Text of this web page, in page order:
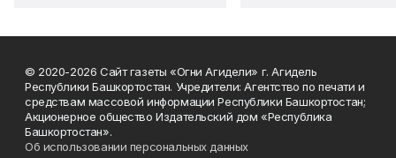
© 2020-2026 Сайт газеты «Огни Агидели» г. Агидель
Республики Башкортостан. Учредители: Агентство по печати и
средствам массовой информации Республики Башкортостан;
Акционерное общество Издательский дом «Республика
Башкортостан».
Об использовании персональных данных